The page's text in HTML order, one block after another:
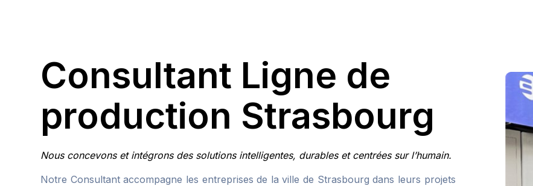
Consultant Ligne de
production Strasbourg
Nous concevons et intégrons des solutions intelligentes, durables et centrées sur l’humain.
Notre Consultant accompagne les entreprises de la ville de Strasbourg dans leurs projets